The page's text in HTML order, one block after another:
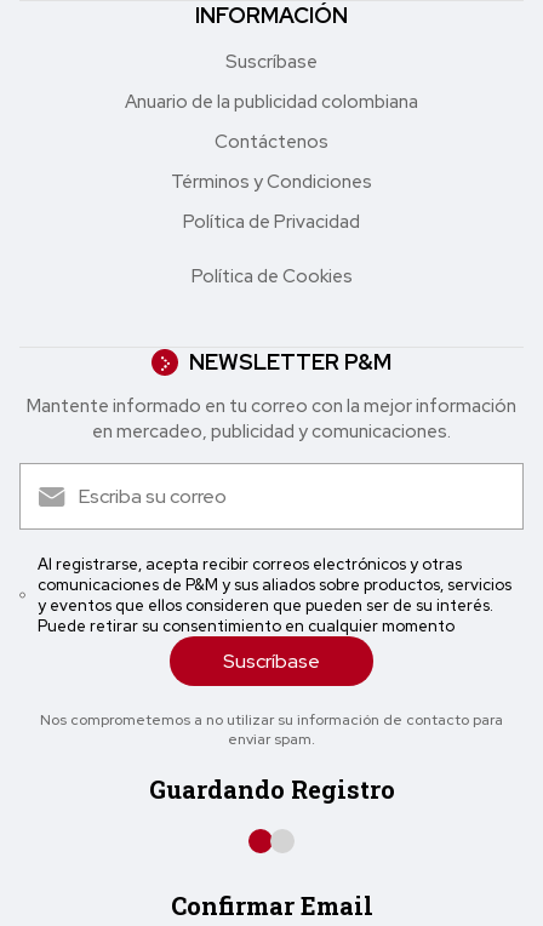
INFORMACIÓN
Suscríbase
Anuario de la publicidad colombiana
Contáctenos
Términos y Condiciones
Política de Privacidad
Política de Cookies
NEWSLETTER P&M
Mantente informado en tu correo con la mejor in formación
en mercadeo, publicidad y comunicaciones.
Al registrarse, acepta recibir correos electrónicos y otras
comunicaciones de P&M y sus aliados sobre productos, servicios
y eventos que ellos consideren que pueden ser de su interés.
Puede retirar su consentimiento en cualquier momento
Suscríbase
Nos comprometemos a no utilizar su información de contacto para
enviar spam.
Guardando Registro
Confirmar Email